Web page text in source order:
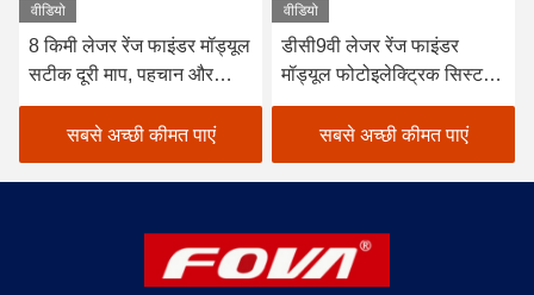
वीडियो
डीसी9वी लेजर रेंज फाइंडर
मॉड्यूल फोटोइलेक्ट्रिक सिस्टम
लक्ष्य दूरी 120g का पता लगाएं,
लेजर दूरी माप
सबसे अच्छी कीमत पाएं
वीडियो
अनुकूलन योग्य 1535nm लेजर
रेंज मॉड्यूल 6 किमी रेंज स्थिर
प्रदर्शन 98% सटीकता YZT-
CJ-0610A
सबसे अच्छी कीमत पाएं